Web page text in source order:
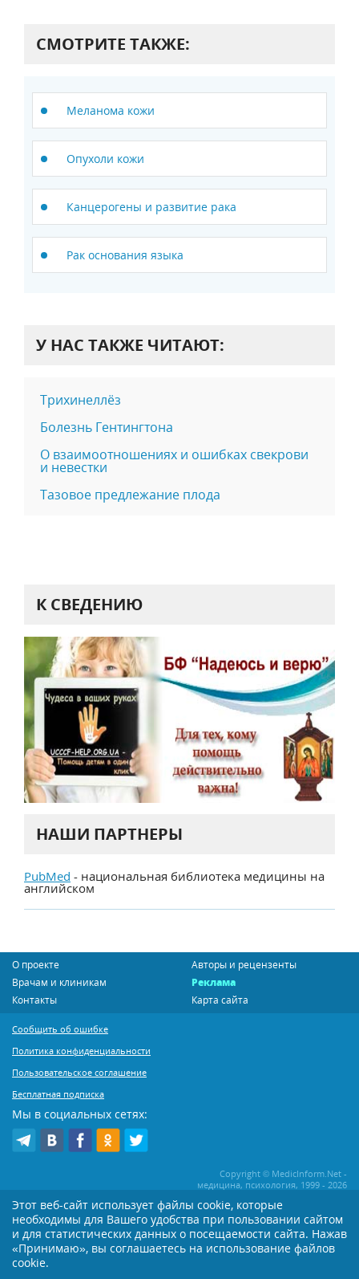
СМОТРИТЕ ТАКЖЕ:
Меланома кожи
Опухоли кожи
Канцерогены и развитие рака
Рак основания языка
У НАС ТАКЖЕ ЧИТАЮТ:
Трихинеллёз
Болезнь Гентингтона
О взаимоотношениях и ошибках свекрови
и невестки
Тазовое предлежание плода
К СВЕДЕНИЮ
НАШИ ПАРТНЕРЫ
PubMed - национальная библиотека медицины на
английском
О проекте
Авторы и рецензенты
Врачам и клиникам
Реклама
Контакты
Карта сайта
Сообщить об ошибке
Политика конфиденциальности
Пользовательское соглашение
Бесплатная подписка
Мы в социальных сетях:
Copyright © MedicInform.Net -
медицина, психология, 1999 - 2026
Копирование или иное распространение статей нашего сайта строго
воспрещается. Копирование раздела "Новости" допускается при наличии
активной открытой для поисковиков ссылки на MedicInform.Net
Материалы на сайте представлены в справочных целях. Редакция не всегда
Этот веб-сайт использует файлы cookie, которые
необходимы для Вашего удобства при пользовании сайтом
и для статистических данных о посещаемости сайта. Нажав
«Принимаю», вы соглашаетесь на использование файлов
cookie.